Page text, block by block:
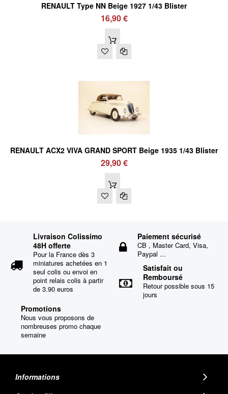
RENAULT Type NN Beige 1927 1/43 Blister
16,90 €
RENAULT ACX2 VIVA GRAND SPORT Beige 1935 1/43 Blister
29,90 €
Livraison Colissimo
48H offerte
Pour la France dès 3
miniatures achetées en 1
seul colis ou envoi en
point relais colis à partir
de 3.90 euros
Paiement sécurisé
CB , Master Card, Visa,
Paypal ...
Satisfait ou
Remboursé
Retour possible sous 15
jours
Promotions
Nous vous proposons de
nombreuses promo chaque
semaine
Informations